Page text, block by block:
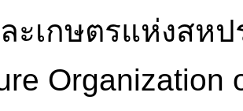
ะเกษตรแห่งสห
Organization